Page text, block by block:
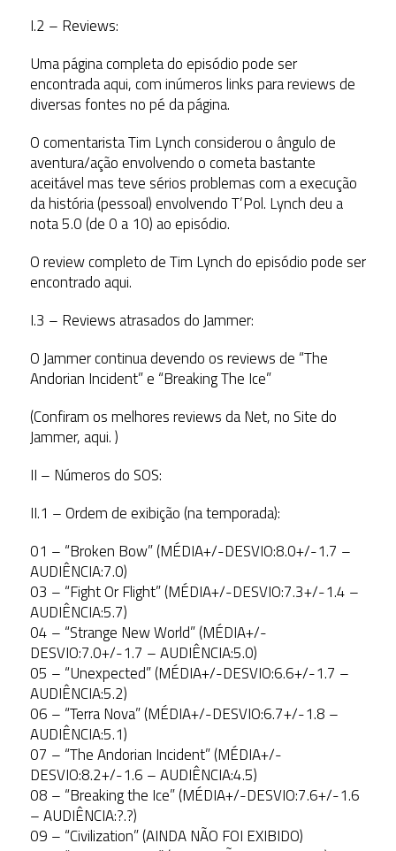
I.2 – Reviews:
Uma página completa do episódio pode ser
encontrada aqui, com inúmeros links para reviews de
diversas fontes no pé da página.
O comentarista Tim Lynch considerou o ângulo de
aventura/ação envolvendo o cometa bastante
aceitável mas teve sérios problemas com a execução
da história (pessoal) envolvendo T’Pol. Lynch deu a
nota 5.0 (de 0 a 10) ao episódio.
O review completo de Tim Lynch do episódio pode ser
encontrado aqui.
I.3 – Reviews atrasados do Jammer:
O Jammer continua devendo os reviews de “The
Andorian Incident” e “Breaking The Ice”
(Confiram os melhores reviews da Net, no Site do
Jammer, aqui. )
II – Números do SOS:
II.1 – Ordem de exibição (na temporada):
01 – “Broken Bow” (MÉDIA+/-DESVIO:8.0+/-1.7 –
AUDIÊNCIA:7.0)
03 – “Fight Or Flight” (MÉDIA+/-DESVIO:7.3+/-1.4 –
AUDIÊNCIA:5.7)
04 – “Strange New World” (MÉDIA+/-
DESVIO:7.0+/-1.7 – AUDIÊNCIA:5.0)
05 – “Unexpected” (MÉDIA+/-DESVIO:6.6+/-1.7 –
AUDIÊNCIA:5.2)
06 – “Terra Nova” (MÉDIA+/-DESVIO:6.7+/-1.8 –
AUDIÊNCIA:5.1)
07 – “The Andorian Incident” (MÉDIA+/-
DESVIO:8.2+/-1.6 – AUDIÊNCIA:4.5)
08 – “Breaking the Ice” (MÉDIA+/-DESVIO:7.6+/-1.6
– AUDIÊNCIA:?.?)
09 – “Civilization” (AINDA NÃO FOI EXIBIDO)